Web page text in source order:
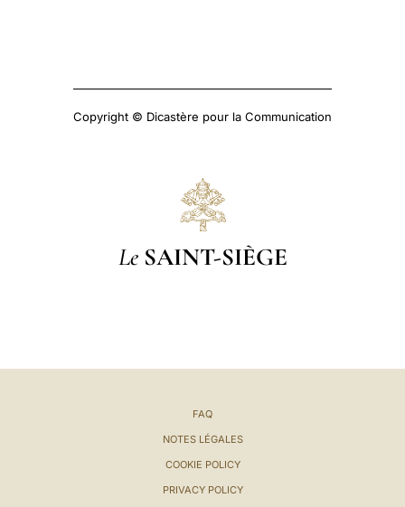
Copyright © Dicastère pour la Communication
Le SAINT-SIÈGE
FAQ
NOTES LÉGALES
COOKIE POLICY
PRIVACY POLICY